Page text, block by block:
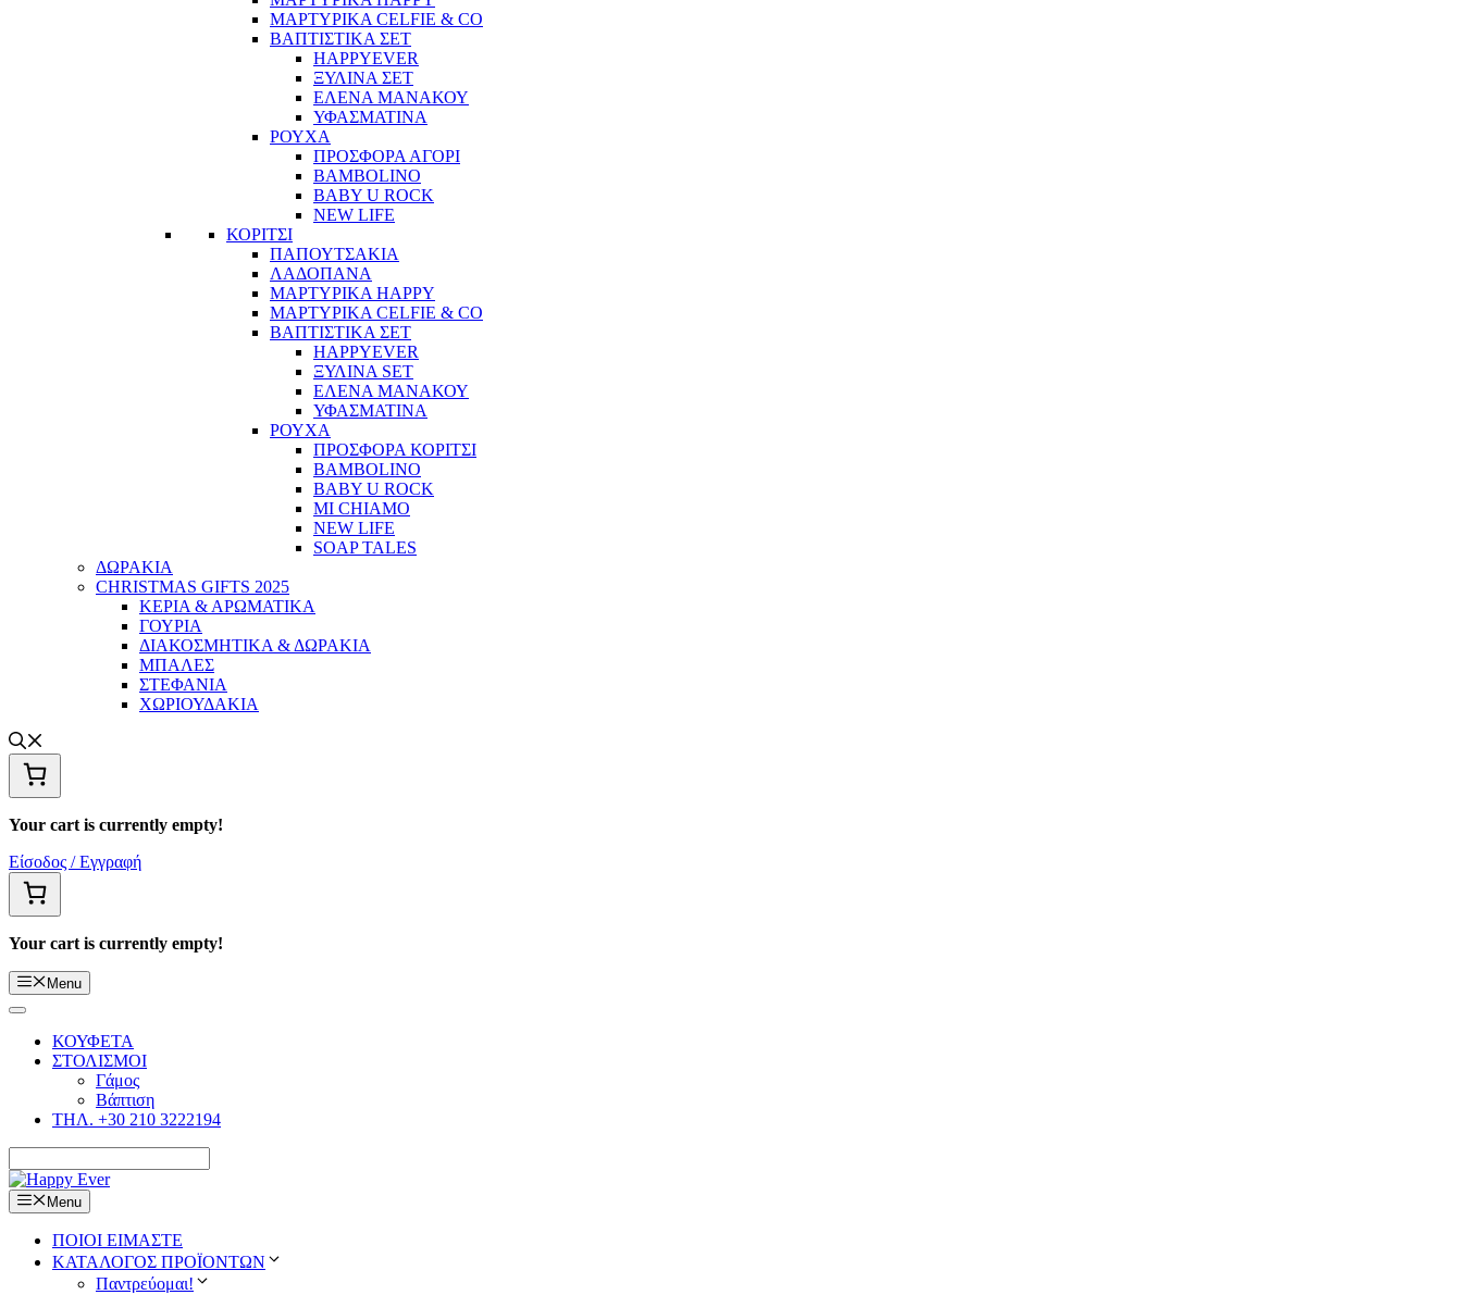
ΜΑΡΤΥΡΙΚΑ CELFIE & CO
ΒΑΠΤΙΣΤΙΚΑ ΣΕΤ
HAPPYEVER
ΞΥΛΙΝΑ ΣΕΤ
ΕΛΕΝΑ ΜΑΝΑΚΟΥ
ΥΦΑΣΜΑΤΙΝΑ
ΡΟΥΧΑ
ΠΡΟΣΦΟΡΑ ΑΓΟΡΙ
BAMBOLINO
BABY U ROCK
NEW LIFE
ΚΟΡΙΤΣΙ
ΠΑΠΟΥΤΣΑΚΙΑ
ΛΑΔΟΠΑΝΑ
ΜΑΡΤΥΡΙΚΑ HAPPY
ΜΑΡΤΥΡΙΚΑ CELFIE & CO
ΒΑΠΤΙΣΤΙΚΑ ΣΕΤ
HAPPYEVER
ΞΥΛΙΝΑ SET
ΕΛΕΝΑ ΜΑΝΑΚΟΥ
ΥΦΑΣΜΑΤΙΝΑ
ΡΟΥΧΑ
ΠΡΟΣΦΟΡΑ ΚΟΡΙΤΣΙ
BAMBOLINO
BABY U ROCK
MI CHIAMO
NEW LIFE
SOAP TALES
ΔΩΡΑΚΙΑ
CHRISTMAS GIFTS 2025
ΚΕΡΙΑ & ΑΡΩΜΑΤΙΚΑ
ΓΟΥΡΙΑ
ΔΙΑΚΟΣΜΗΤΙΚΑ & ΔΩΡΑΚΙΑ
ΜΠΑΛΕΣ
ΣΤΕΦΑΝΙΑ
ΧΩΡΙΟΥΔΑΚΙΑ
Your cart is currently empty!
Είσοδος / Εγγραφή
Your cart is currently empty!
Menu
ΚΟΥΦΕΤΑ
ΣΤΟΛΙΣΜΟΙ
Γάμος
Βάπτιση
ΤΗΛ. +30 210 3222194
Menu
ΠΟΙΟΙ ΕΙΜΑΣΤΕ
ΚΑΤΑΛΟΓΟΣ ΠΡΟΪΟΝΤΩΝ
Παντρεύομαι!